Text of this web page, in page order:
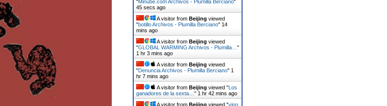
"Minube.com Archivos - Plumilla Berciano"
46 secs ago
A visitor from Beijing viewed
"botillo Archivos - Plumilla Berciano" 14
mins ago
A visitor from Beijing viewed
"GLOBAL WARMING Archivos - Plumilla… "
1 hr 3 mins ago
A visitor from Beijing viewed
"Denuncia Archivos - Plumilla Berciano" 1
hr 8 mins ago
A visitor from Beijing viewed "Los
ganadores de la sexta… " 1 hr 42 mins ago
A visitor from Beijing viewed "vino